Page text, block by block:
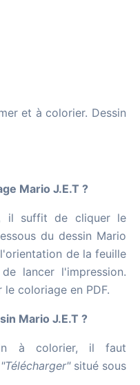
et à colorier. Dessin
Mario J.E.T ?
il suffit de cliquer le
du dessin Mario
de la feuille
lancer l'impression.
coloriage en PDF.
Mario J.E.T ?
à colorier, il faut
"Télécharger"situé sous